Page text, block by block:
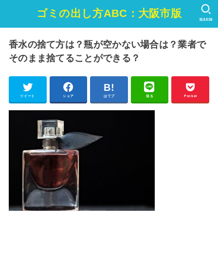
ゴミの出し方ABC：大阪市版 SEARCH
香水の捨て方は？瓶が空かない場合は？業者で
そのまま捨てることができる？
ツイート シェア はてブ 送る Pocket